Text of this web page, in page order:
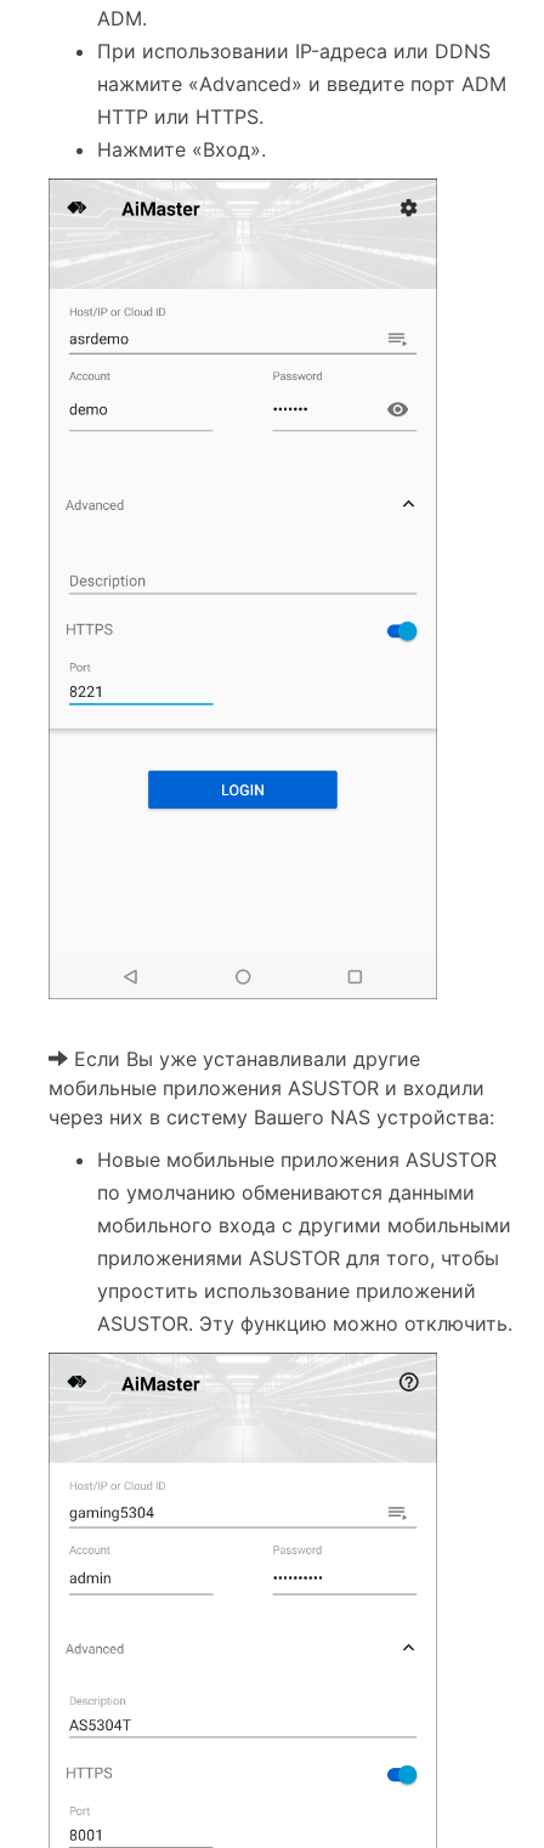
ADM.
При использовании IP-адреса или DDNS
нажмите «Advanced» и введите порт ADM
HTTP или HTTPS.
Нажмите «Вход».
Если Вы уже устанавливали другие
мобильные приложения ASUSTOR и входили
через них в систему Вашего NAS устройства:
Новые мобильные приложения ASUSTOR
по умолчанию обмениваются данными
мобильного входа с другими мобильными
приложениями ASUSTOR для того, чтобы
упростить использование приложений
ASUSTOR. Эту функцию можно отключить.